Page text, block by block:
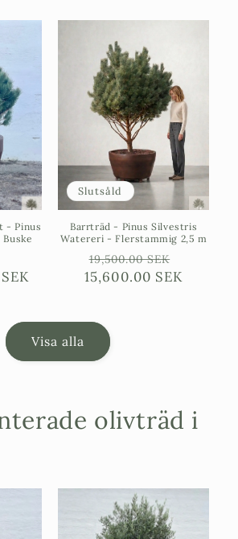
- Pinus
Försäljningspris
Slutsåld
Barrträd - Pinus Silvestris
Watereri - Flerstammig 2,5 m
Ordinarie
pris
19,500.00 SEK
15,600.00 SEK
Visa alla
olivträd i